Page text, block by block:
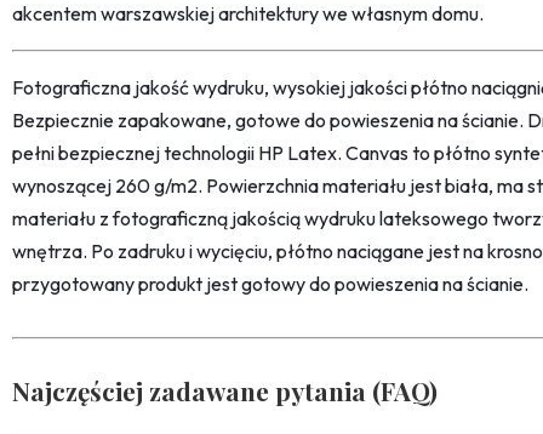
akcentem warszawskiej architektury we własnym domu.
Fotograficzna jakość wydruku, wysokiej jakości płótno
Bezpiecznie zapakowane, gotowe do powieszenia na ścianie.
pełni bezpiecznej technologii HP Latex. Canvas to płótno
wynoszącej 260 g/m2. Powierzchnia materiału jest biała, ma
materiału z fotograficzną jakością wydruku lateksowego
wnętrza. Po zadruku i wycięciu, płótno naciągane jest na
przygotowany produkt jest gotowy do powieszenia na ścianie.
Najczęściej zadawane pytania (FAQ)